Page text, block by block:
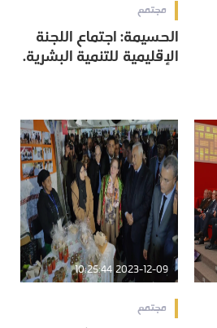
مجتمع
الحسيمة: اجتماع اللجنة
الإقليمية للتنمية البشرية.
2023-12-09 10:25:44
مجتمع